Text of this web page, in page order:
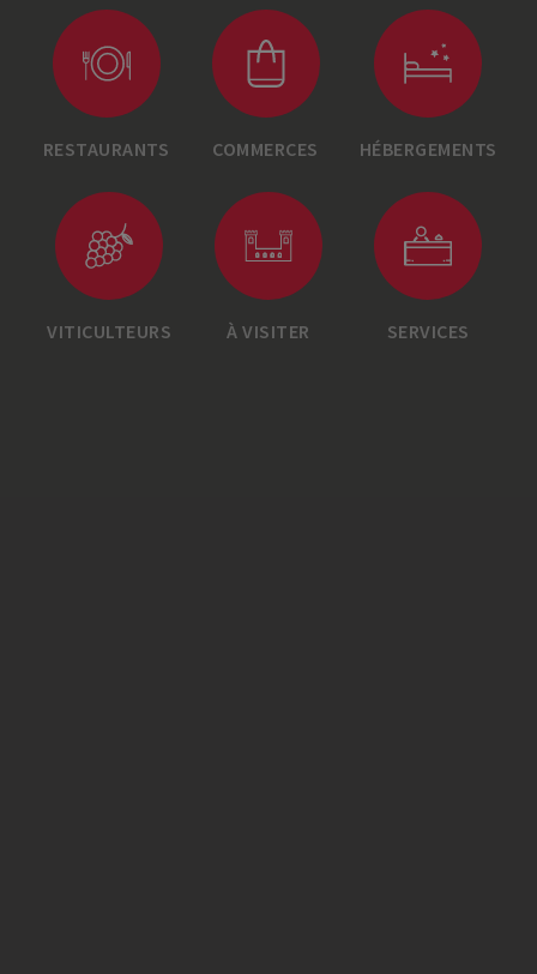
RESTAURANTS COMMERCES HÉBERGEMENTS
VITICULTEURS À VISITER SERVICES